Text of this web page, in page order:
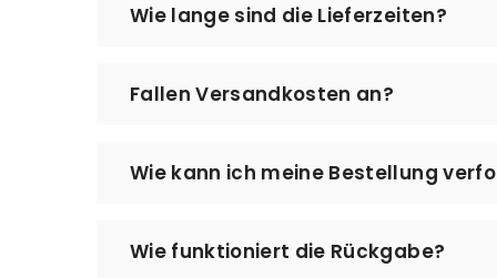
Wie lange sind die Lieferzeiten?
Die Bearbeitung Ihrer Bestellung, die
Werktage. Bei MeinLeseplatz setzen
Fallen Versandkosten an?
Nein – der Versand ist kostenlos. Es
Wie kann ich meine Bestellung
Den Status Ihrer Bestellung können Sie
aktuellen Lieferstatus einzusehen. Bitte
Wie funktioniert die Rückgabe?